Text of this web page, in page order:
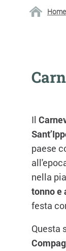
Home
Il
paese
nella
tonno e
festa
Questa